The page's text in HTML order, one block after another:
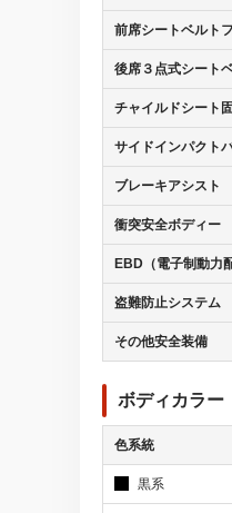
前席シートベルト
後席３点式シート
チャイルドシート
サイドインパクト
ブレーキアシスト
衝突安全ボディー
EBD（電子制動力
盗難防止システム
その他安全装備
ボディカラー
色系統
黒系